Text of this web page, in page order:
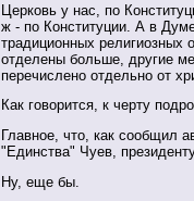
Церковь у нас, по
ж - по Конституции. А в
традиционных религиозных
отделены больше, другие
перечислено отдельно от
Как говорится, к черту
Главное, что, как сообщил
"Единства" Чуев,
Ну, еще бы.